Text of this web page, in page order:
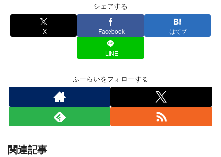
シェアする
X Facebook はてブ
LINE
ふーらいをフォローする
関連記事